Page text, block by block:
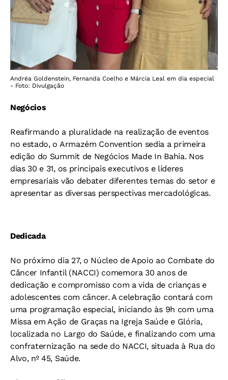
Andréa Goldenstein, Fernanda Coelho e Márcia Leal em dia especial
- Foto: Divulgação
Negócios
Reafirmando a pluralidade na realização de eventos
no estado, o Armazém Convention sedia a primeira
edição do Summit de Negócios Made In Bahia. Nos
dias 30 e 31, os principais executivos e líderes
empresariais vão debater diferentes temas do setor e
apresentar as diversas perspectivas mercadológicas.
Dedicada
No próximo dia 27, o Núcleo de Apoio ao Combate do
Câncer Infantil (NACCI) comemora 30 anos de
dedicação e compromisso com a vida de crianças e
adolescentes com câncer. A celebração contará com
uma programação especial, iniciando às 9h com uma
Missa em Ação de Graças na Igreja Saúde e Glória,
localizada no Largo do Saúde, e finalizando com uma
confraternização na sede do NACCI, situada à Rua do
Alvo, nº 45, Saúde.